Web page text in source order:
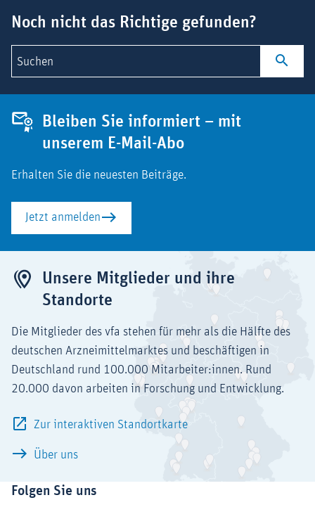
Noch nicht das Richtige gefunden?
Suchen
Bleiben Sie informiert – mit
unserem E-Mail-Abo
Erhalten Sie die neuesten Beiträge.
Jetzt anmelden
Unsere Mitglieder und ihre
Standorte
Die Mitglieder des vfa stehen für mehr als die Hälfte des
deutschen Arzneimittelmarktes und beschäftigen in
Deutschland rund 100.000 Mitarbeiter:innen. Rund
20.000 davon arbeiten in Forschung und Entwicklung.
Zur interaktiven Standortkarte
Über uns
Folgen Sie uns